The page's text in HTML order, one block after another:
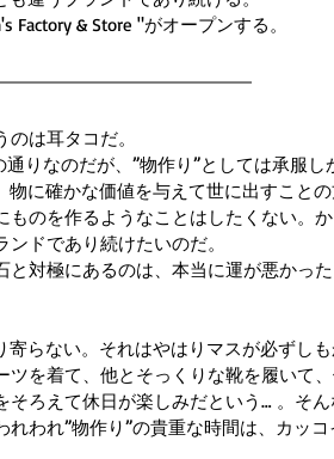
Factory & Store "がオープンする。
は耳タコだ。
通りなのだが、”物作り”としては承服
物に確かな価値を与えて世に出すことの
のを作るようなことはしたくない。
ドであり続けたいのだ。
と対極にあるのは、本当に運が悪かっ
寄らない。それはやはりマスが必ずし
ツを着て、他とそっくりな靴を履いて
そろえて休日が楽しみだという… 。そ
われ”物作り”の貴重な時間は、カッ